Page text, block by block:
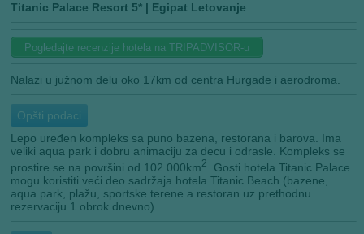
Titanic Palace Resort 5* | Egipat Letovanje
Pogledajte recenzije hotela na TRIPADVISOR-u
Nalazi u južnom delu oko 17km od centra Hurgade i aerodroma.
Opšti podaci
Lepo uređen kompleks sa puno bazena, restorana i barova. Ima
veliki aqua park i dobru animaciju za decu i odrasle. Kompleks se
prostire se na površini od 102.000km2
. Gosti hotela Titanic Palace
mogu koristiti veći deo sadržaja hotela Titanic Beach (bazene,
aqua park, plažu, sportske terene a restoran uz prethodnu
rezervaciju 1 obrok dnevno).